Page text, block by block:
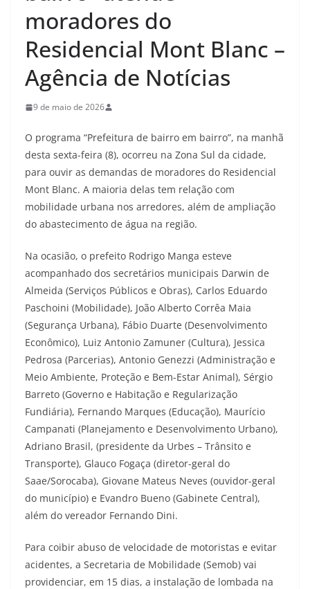
moradores do
Residencial Mont Blanc –
Agência de Notícias
9 de maio de 2026
O programa “Prefeitura de bairro em bairro”, na manhã
desta sexta-feira (8), ocorreu na Zona Sul da cidade,
para ouvir as demandas de moradores do Residencial
Mont Blanc. A maioria delas tem relação com
mobilidade urbana nos arredores, além de ampliação
do abastecimento de água na região.
Na ocasião, o prefeito Rodrigo Manga esteve
acompanhado dos secretários municipais Darwin de
Almeida (Serviços Públicos e Obras), Carlos Eduardo
Paschoini (Mobilidade), João Alberto Corrêa Maia
(Segurança Urbana), Fábio Duarte (Desenvolvimento
Econômico), Luiz Antonio Zamuner (Cultura), Jessica
Pedrosa (Parcerias), Antonio Genezzi (Administração e
Meio Ambiente, Proteção e Bem-Estar Animal), Sérgio
Barreto (Governo e Habitação e Regularização
Fundiária), Fernando Marques (Educação), Maurício
Campanati (Planejamento e Desenvolvimento Urbano),
Adriano Brasil, (presidente da Urbes – Trânsito e
Transporte), Glauco Fogaça (diretor-geral do
Saae/Sorocaba), Giovane Mateus Neves (ouvidor-geral
do município) e Evandro Bueno (Gabinete Central),
além do vereador Fernando Dini.
Para coibir abuso de velocidade de motoristas e evitar
acidentes, a Secretaria de Mobilidade (Semob) vai
providenciar, em 15 dias, a instalação de lombada na